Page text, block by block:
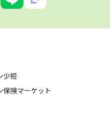
少短
保険マーケット